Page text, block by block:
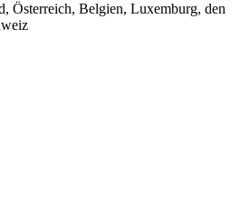
Österreich, Belgien, Luxemburg, den